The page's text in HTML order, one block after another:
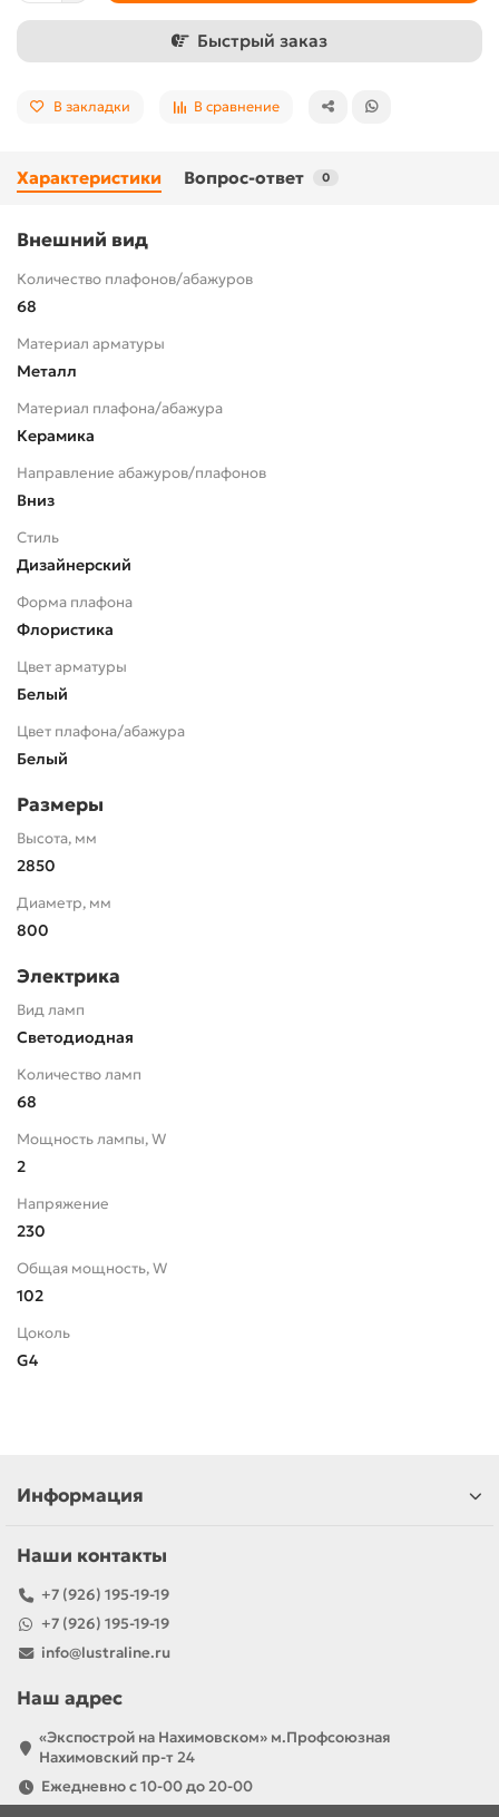
Быстрый заказ
В закладки В сравнение
Характеристики Вопрос-ответ 0
Внешний вид
Количество плафонов/абажуров
68
Материал арматуры
Металл
Материал плафона/абажура
Керамика
Направление абажуров/плафонов
Вниз
Стиль
Дизайнерский
Форма плафона
Флористика
Цвет арматуры
Белый
Цвет плафона/абажура
Белый
Размеры
Высота, мм
2850
Диаметр, мм
800
Электрика
Вид ламп
Светодиодная
Количество ламп
68
Мощность лампы, W
2
Напряжение
230
Общая мощность, W
102
Цоколь
G4
Информация
Наши контакты
+7 (926) 195-19-19
+7 (926) 195-19-19
info@lustraline.ru
Наш адрес
«Экспострой на Нахимовском» м.Профсоюзная
Нахимовский пр-т 24
Ежедневно с 10-00 до 20-00